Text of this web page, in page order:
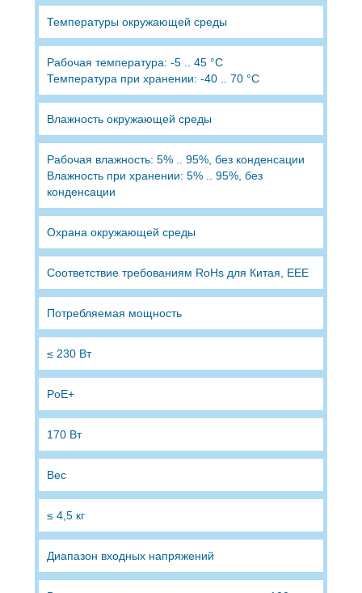
Температуры окружающей среды
Рабочая температура: -5 .. 45 °C
Температура при хранении: -40 .. 70 °C
Влажность окружающей среды
Рабочая влажность: 5% .. 95%, без конденсации
Влажность при хранении: 5% .. 95%, без
конденсации
Охрана окружающей среды
Соответствие требованиям RoHs для Китая, EEE
Потребляемая мощность
≤ 230 Вт
PoE+
170 Вт
Вес
≤ 4,5 кг
Диапазон входных напряжений